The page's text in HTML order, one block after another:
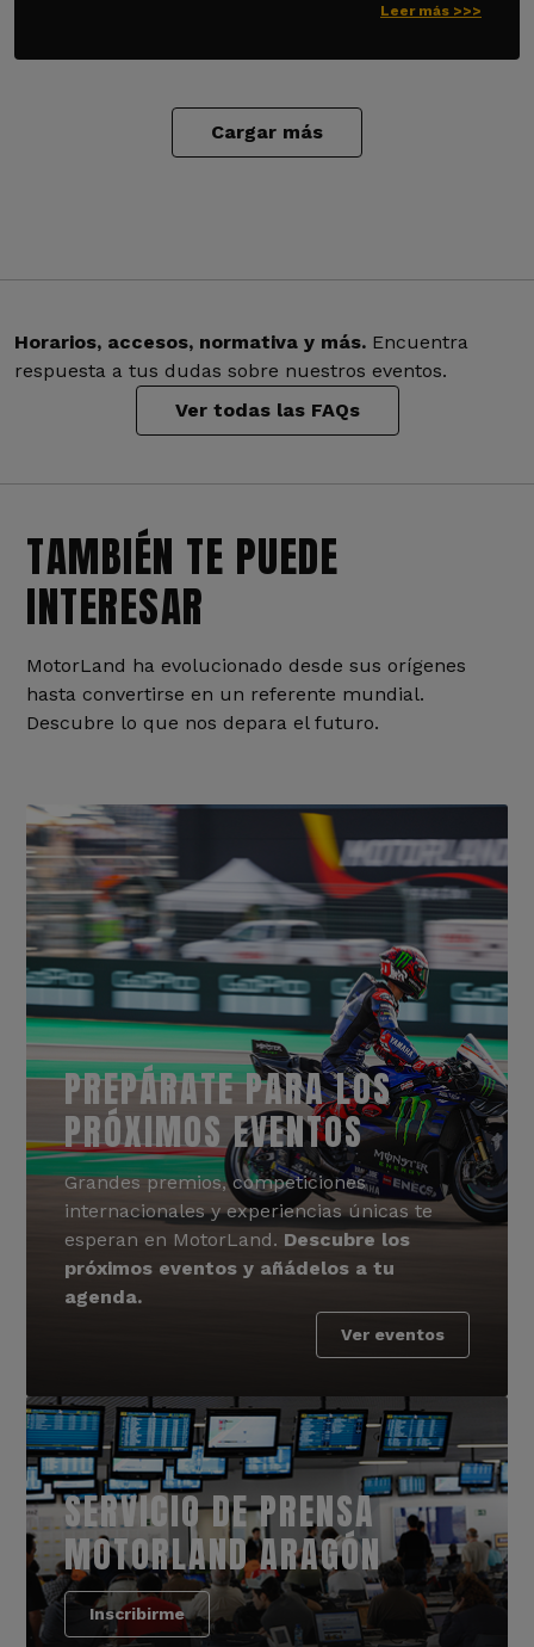
Leer más >>>
Cargar más
Horarios, accesos, normativa y más. Encuentra
respuesta a tus dudas sobre nuestros eventos.
Ver todas las FAQs
TAMBIÉN TE PUEDE
INTERESAR
MotorLand ha evolucionado desde sus orígenes
hasta convertirse en un referente mundial.
Descubre lo que nos depara el futuro.
PREPÁRATE PARA LOS
PRÓXIMOS EVENTOS
Grandes premios, competiciones
internacionales y experiencias únicas te
esperan en MotorLand. Descubre los
próximos eventos y añádelos a tu
agenda.
Ver eventos
SERVICIO DE PRENSA
MOTORLAND ARAGÓN
Inscribirme